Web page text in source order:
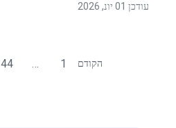
עודכן 01 יונ, 2026
הקודם 1
…
44